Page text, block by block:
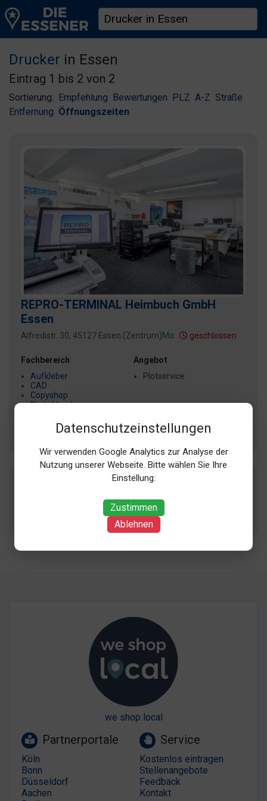
Datenschutzeinstellungen
Wir verwenden Google Analytics zur Analyse der
Nutzung unserer Webseite. Bitte wählen Sie Ihre
Einstellung:
Zustimmen
Ablehnen
Drucker in Essen
Eintrag 1 bis 2 von 2
Sortierung: Empfehlung Bewertungen PLZ A-Z Straße
Entfernung Öffnungszeiten
REPRO-TERMINAL Heimbuch GmbH
Essen
Alfredistr. 30, 45127 Essen (Zentrum)Mo: geschlossen
Fachbereich
Aufkleber
CAD
Copyshop
Digitaldruck
+ 2 weitere
Angebot
Plotservice
Kaiser-Otto-Platz 14, 45276 Essen (Steele)
we shop local
Partnerportale
Köln
Bonn
Düsseldorf
Aachen
Service
Kostenlos eintragen
Stellenangebote
Feedback
Kontakt